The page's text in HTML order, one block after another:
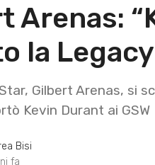
Arenas:
la
Gilbert Arenas, si
Kevin Durant ai GSW
Bisi
fa